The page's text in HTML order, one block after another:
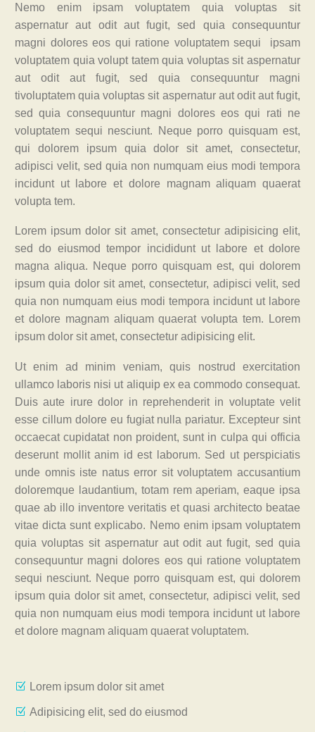
Nemo enim ipsam voluptatem quia voluptas sit
aspernatur aut odit aut fugit, sed quia consequuntur
magni dolores eos qui ratione voluptatem sequi ipsam
voluptatem quia volupt tatem quia voluptas sit aspernatur
aut odit aut fugit, sed quia consequuntur magni
tivoluptatem quia voluptas sit aspernatur aut odit aut fugit,
sed quia consequuntur magni dolores eos qui rati ne
voluptatem sequi nesciunt. Neque porro quisquam est,
qui dolorem ipsum quia dolor sit amet, consectetur,
adipisci velit, sed quia non numquam eius modi tempora
incidunt ut labore et dolore magnam aliquam quaerat
volupta tem.
Lorem ipsum dolor sit amet, consectetur adipisicing elit,
sed do eiusmod tempor incididunt ut labore et dolore
magna aliqua. Neque porro quisquam est, qui dolorem
ipsum quia dolor sit amet, consectetur, adipisci velit, sed
quia non numquam eius modi tempora incidunt ut labore
et dolore magnam aliquam quaerat volupta tem. Lorem
ipsum dolor sit amet, consectetur adipisicing elit.
Ut enim ad minim veniam, quis nostrud exercitation
ullamco laboris nisi ut aliquip ex ea commodo consequat.
Duis aute irure dolor in reprehenderit in voluptate velit
esse cillum dolore eu fugiat nulla pariatur. Excepteur sint
occaecat cupidatat non proident, sunt in culpa qui officia
deserunt mollit anim id est laborum. Sed ut perspiciatis
unde omnis iste natus error sit voluptatem accusantium
doloremque laudantium, totam rem aperiam, eaque ipsa
quae ab illo inventore veritatis et quasi architecto beatae
vitae dicta sunt explicabo. Nemo enim ipsam voluptatem
quia voluptas sit aspernatur aut odit aut fugit, sed quia
consequuntur magni dolores eos qui ratione voluptatem
sequi nesciunt. Neque porro quisquam est, qui dolorem
ipsum quia dolor sit amet, consectetur, adipisci velit, sed
quia non numquam eius modi tempora incidunt ut labore
et dolore magnam aliquam quaerat voluptatem.
Lorem ipsum dolor sit amet
Adipisicing elit, sed do eiusmod